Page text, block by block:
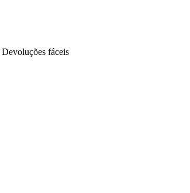
Devoluções fáceis